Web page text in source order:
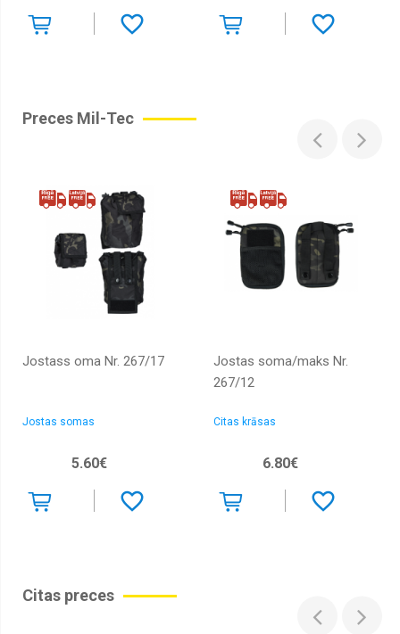
Preces Mil-Tec
Jostass oma Nr. 267/17
Jostas somas
5.60€
Jostas soma/maks Nr.
267/12
Citas krāsas
6.80€
Citas preces